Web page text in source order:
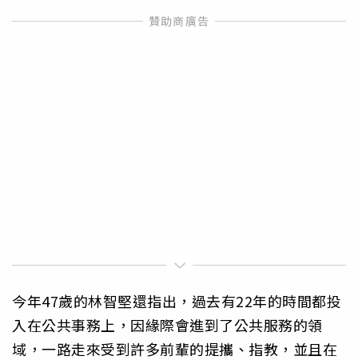
今年47歲的林智堅還指出，過去有22年的時間都投
入在公共事務上，因緣際會進到了公共服務的領
域，一路走來受到許多前輩的提攜、指教，並且在